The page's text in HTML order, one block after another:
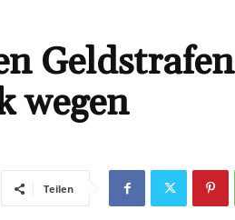
Geldstrafen
wegen
Teilen